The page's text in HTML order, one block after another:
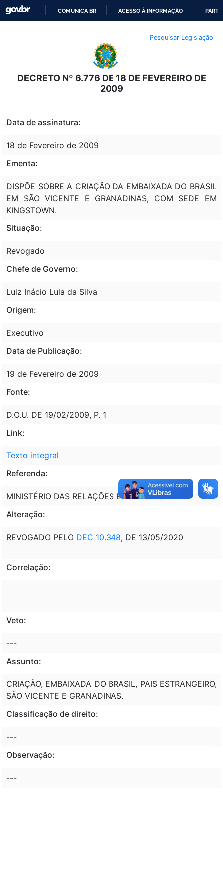
O
CONTEÚDO
COMUNICA BR ACESSO À INFORMAÇÃO
Pesquisar Legislação
DECRETO Nº 6.776 DE 18 DE FEVEREIRO DE
2009
Data de assinatura:
18 de Fevereiro de 2009
Ementa:
DISPÕE SOBRE A CRIAÇÃO DA EMBAIXADA DO BRASIL
EM SÃO VICENTE E GRANADINAS, COM SEDE EM
KINGSTOWN.
Situação:
Revogado
Chefe de Governo:
Luiz Inácio Lula da Silva
Origem:
Executivo
Data de Publicação:
19 de Fevereiro de 2009
Fonte:
D.O.U. DE 19/02/2009, P. 1
Link:
Texto integral
Referenda:
MINISTÉRIO DAS RELAÇÕES EXTERIORES - MRE
Alteração:
REVOGADO PELO DEC 10.348, DE 13/05/2020
Correlação:
Veto:
---
Assunto:
CRIAÇÃO, EMBAIXADA DO BRASIL, PAIS ESTRANGEIRO,
SÃO VICENTE E GRANADINAS.
Classificação de direito:
---
Observação:
---